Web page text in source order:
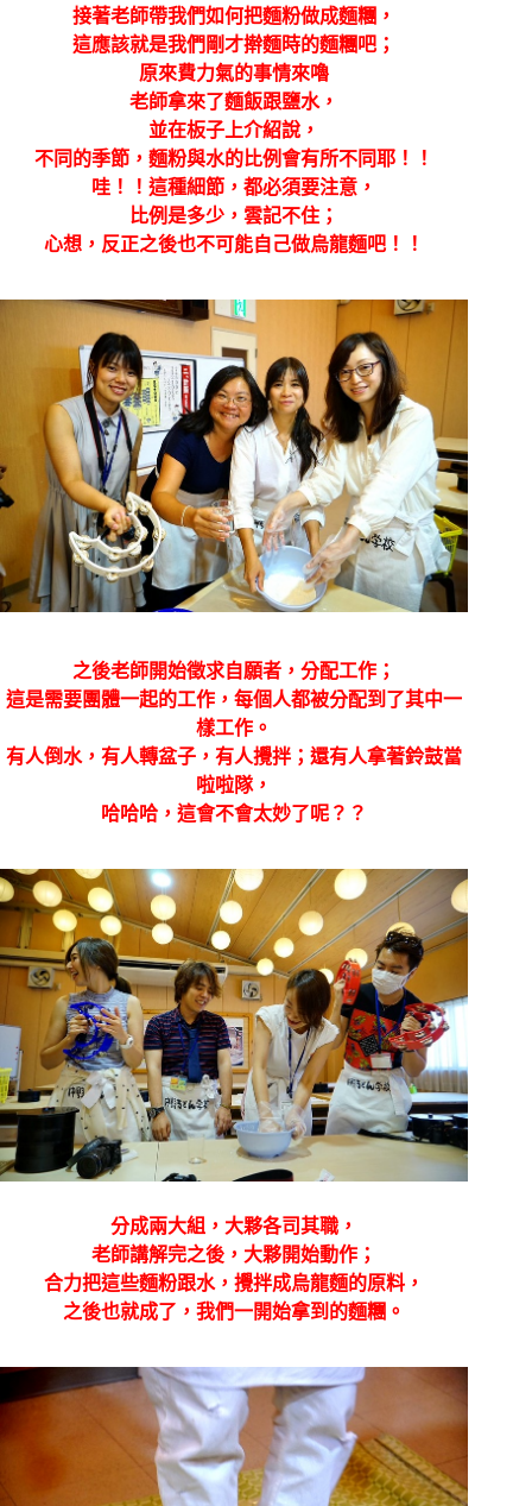
接著老師帶我們如何把麵粉做成麵糰，
這應該就是我們剛才擀麵時的麵糰吧；
原來費力氣的事情來嚕
老師拿來了麵飯跟鹽水，
並在板子上介紹說，
不同的季節，麵粉與水的比例會有所不同耶！！
哇！！這種細節，都必須要注意，
比例是多少，雲記不住；
心想，反正之後也不可能自己做烏龍麵吧！！
之後老師開始徵求自願者，分配工作；
這是需要團體一起的工作，每個人都被分配到了其中一
樣工作。
有人倒水，有人轉盆子，有人攪拌；還有人拿著鈴鼓當
啦啦隊，
哈哈哈，這會不會太妙了呢？？
分成兩大組，大夥各司其職，
老師講解完之後，大夥開始動作；
合力把這些麵粉跟水，攪拌成烏龍麵的原料，
之後也就成了，我們一開始拿到的麵糰。